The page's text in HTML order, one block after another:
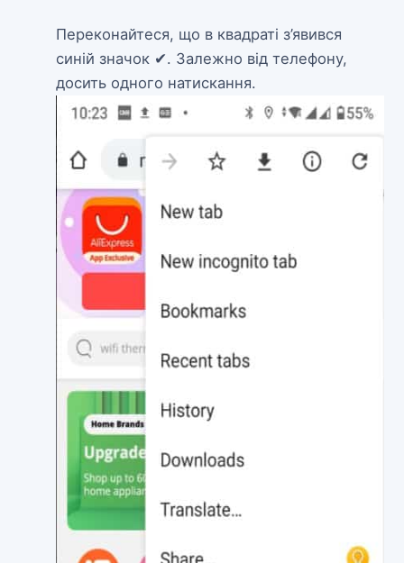
Переконайтеся, що в квадраті з’явився
синій значок ✔. Залежно від телефону,
досить одного натискання.